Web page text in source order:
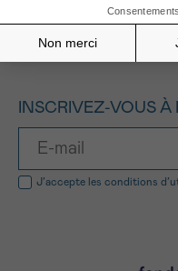
INSCRIVEZ-VOUS
J’accepte les conditions